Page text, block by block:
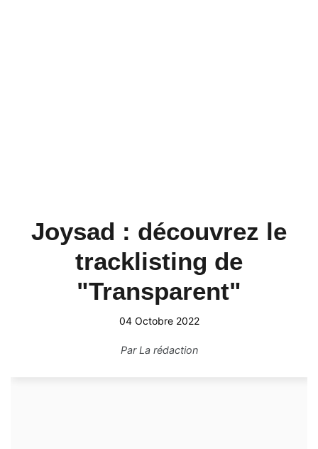
Joysad : découvrez le
tracklisting de
"Transparent"
04 Octobre 2022
ParLa rédaction